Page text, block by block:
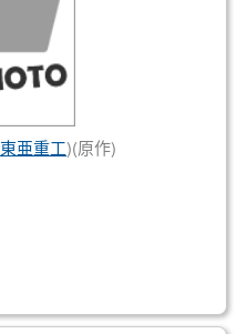
東亜重工)(原作)